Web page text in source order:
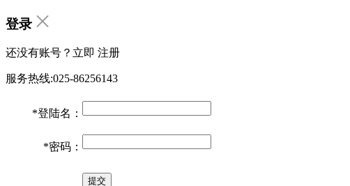
登录
还没有账号？立即 注册
服务热线:025-86256143
*登陆名：
*密码：